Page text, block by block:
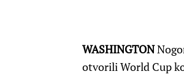
WASHINGTON
otvorili World Cup